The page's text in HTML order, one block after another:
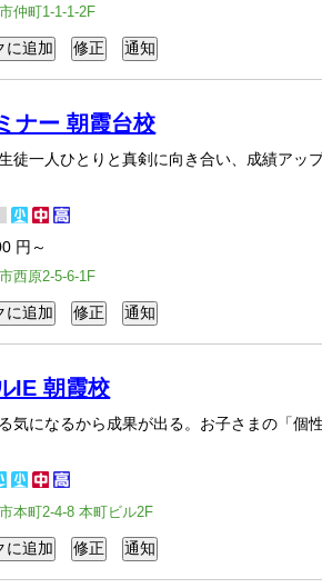
仲町1-1-1-2F
ナー 朝霞台校
生徒一人ひとりと真剣に向き合い、成績アッ
円～
西原2-5-6-1F
IE 朝霞校
気になるから成果が出る。お子さまの「個
本町2-4-8 本町ビル2F